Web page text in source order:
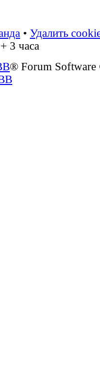
• Удалить
3 часа
® Forum